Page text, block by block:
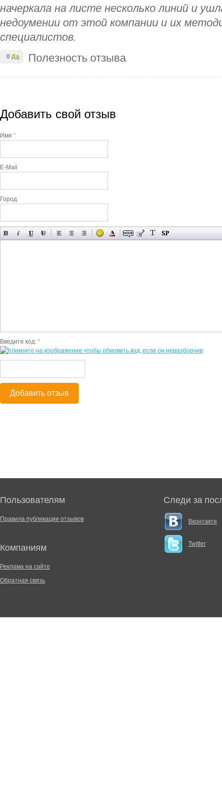
начеркала на листе несколько линий и
недоумении от этой компании и их
специалистов.
Полезность отзыва
0 Да
Добавить свой отзыв
Имя *
E-Mail
Город
Введите код: *
Добавить отзыв
Пользователям
Правила публикации отзывов
Компаниям
Реклама на сайте
Обратная связь
Следи за
Вконтакте
Twitter